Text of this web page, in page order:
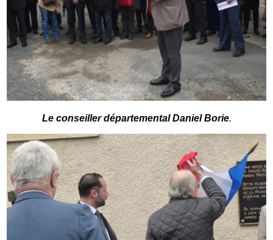
Le conseiller départemental Daniel Borie.